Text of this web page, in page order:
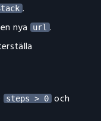
.
nya url .
steps > 0 och